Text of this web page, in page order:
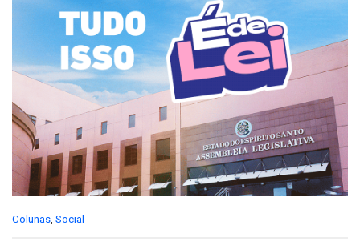
C
Colunas Social